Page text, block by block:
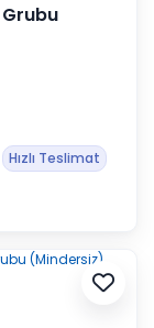
Grubu
Hızlı Teslimat